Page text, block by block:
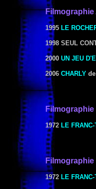
Filmographie
1995 LE
1998 SEUL
2000 UN JEU
2006 CHARLY de
Filmographie
1972 LE
1972 LE